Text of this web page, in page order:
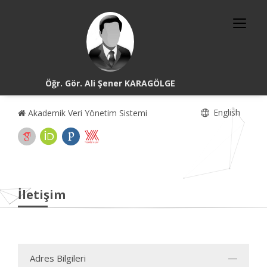
Öğr. Gör. Ali Şener KARAGÖLGE
Akademik Veri Yönetim Sistemi English
İletişim
Adres Bilgileri